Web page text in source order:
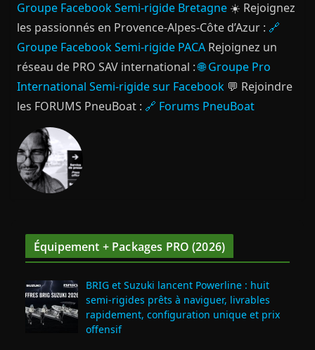
Groupe Facebook Semi-rigide Bretagne ☀️ Rejoignez
les passionnés en Provence-Alpes-Côte d’Azur : 🔗
Groupe Facebook Semi-rigide PACA Rejoignez un
réseau de PRO SAV international :🌐 Groupe Pro
International Semi-rigide sur Facebook 💬 Rejoindre
les FORUMS PneuBoat : 🔗 Forums PneuBoat
Équipement + Packages PRO (2026)
BRIG et Suzuki lancent Powerline : huit
semi‑rigides prêts à naviguer, livrables
rapidement, configuration unique et prix
offensif